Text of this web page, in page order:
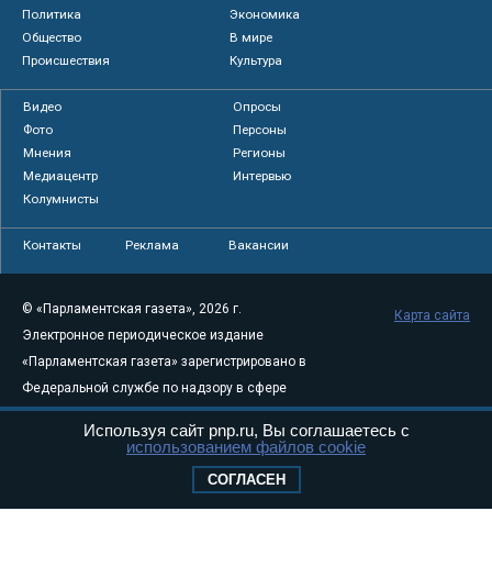
Политика
Экономика
Общество
В мире
Происшествия
Культура
Видео
Опросы
Фото
Персоны
Мнения
Регионы
Медиацентр
Интервью
Колумнисты
Контакты Реклама Вакансии
© «Парламентская газета», 2026 г.
Электронное периодическое издание
«Парламентская газета» зарегистрировано в
Федеральной службе по надзору в сфере
связи, информационных технологий и
массовых коммуникаций (Роскомнадзор) 05
Свидетельство о регистрации Эл № ФС77-
Карта сайта
Используя сайт pnp.ru, Вы соглашаетесь с
использованием файлов cookie
СОГЛАСЕН